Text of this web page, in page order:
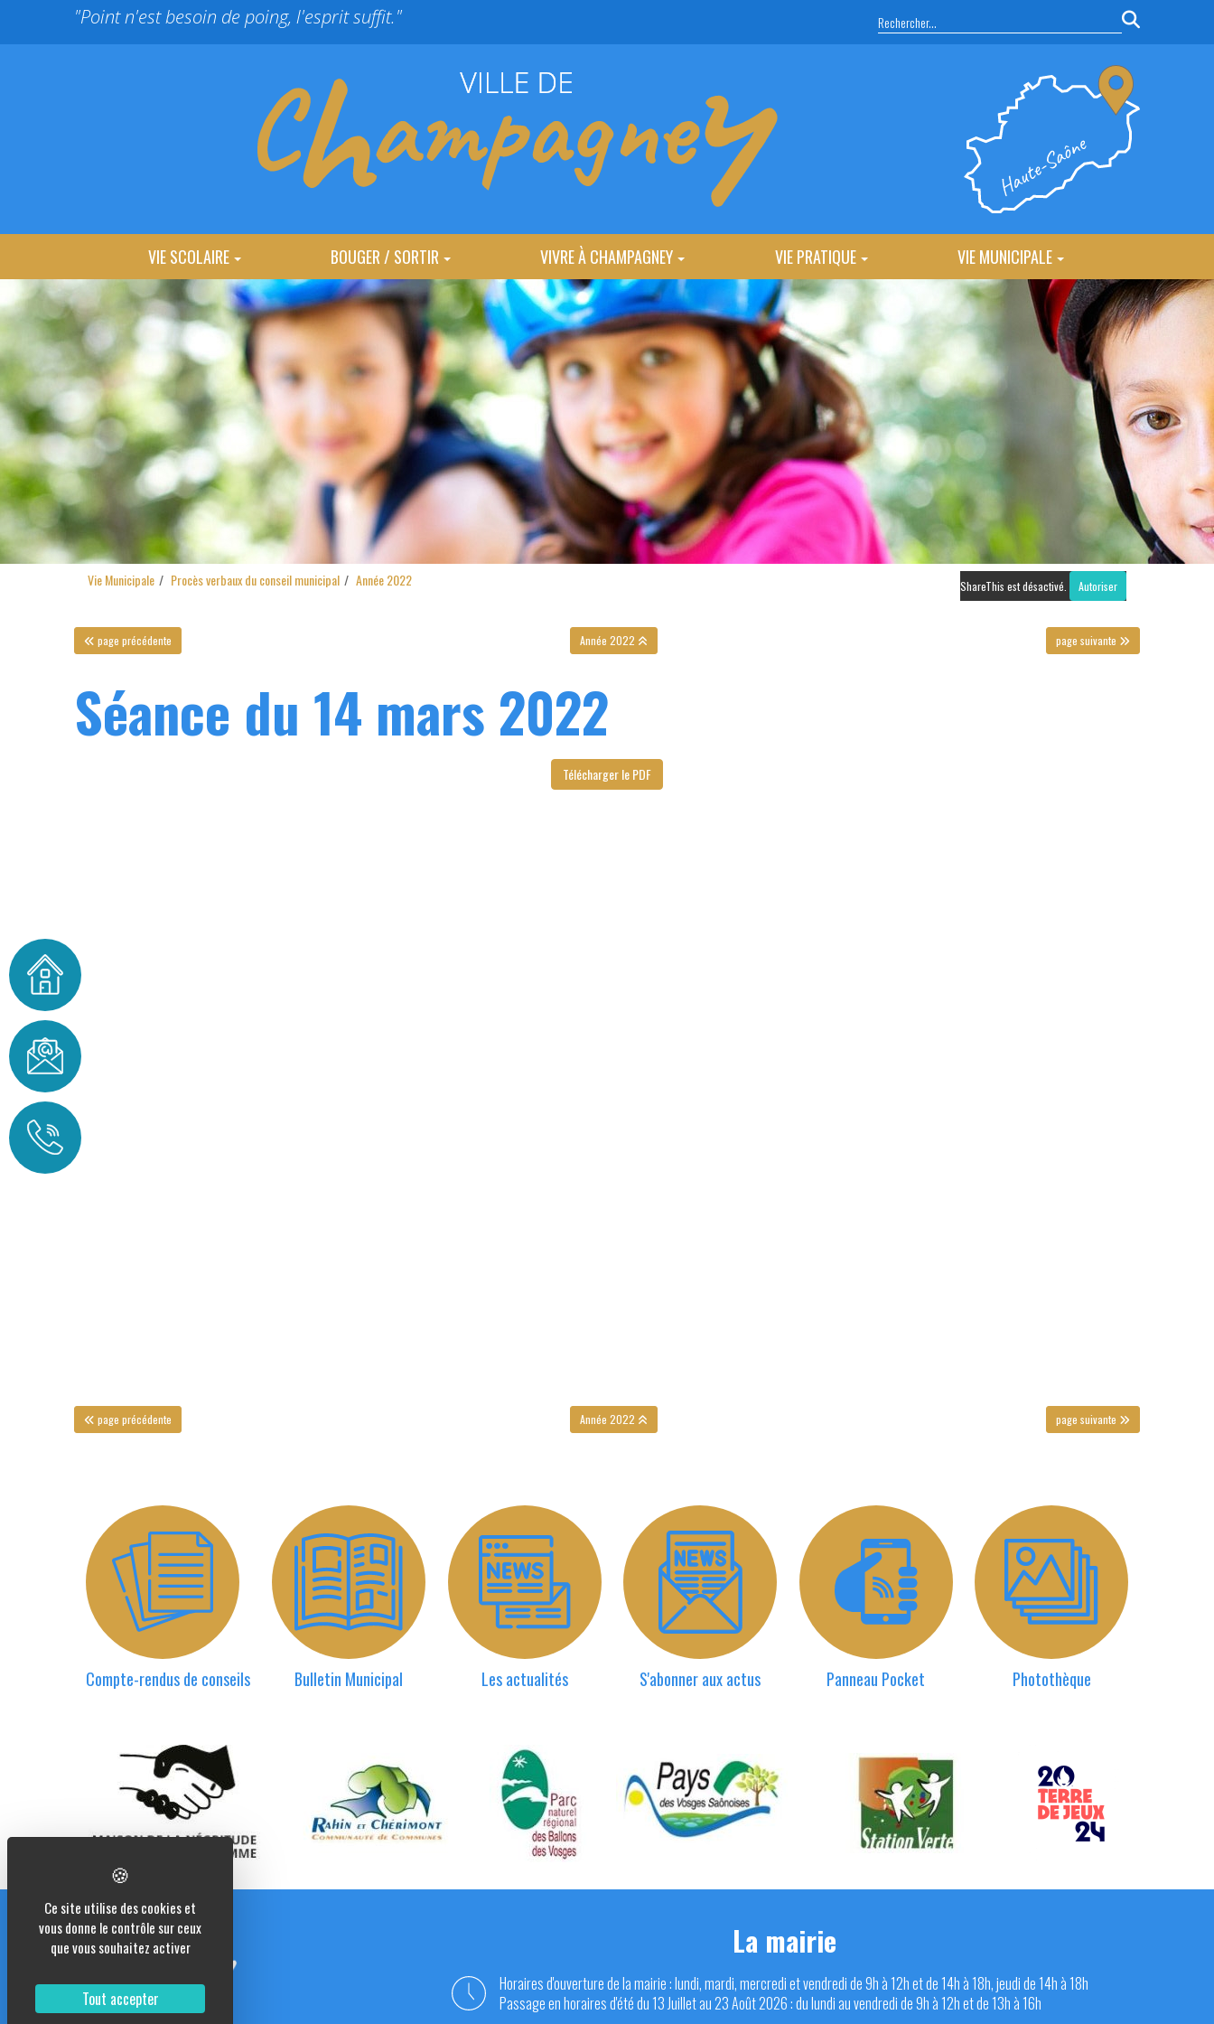
"Point n'est besoin de poing, l'esprit suffit."
VIE SCOLAIRE BOUGER / SORTIR VIVRE À CHAMPAGNEY VIE PRATIQUE VIE MUNICIPALE
ShareThis est désactivé. Autoriser
Vie Municipale Procès verbaux du conseil municipal Année 2022
page précédente Année 2022 page suivante
Séance du 14 mars 2022
Télécharger le PDF
page précédente Année 2022 page suivante
Compte-rendus de conseils Bulletin Municipal Les actualités S'abonner aux actus Panneau Pocket Photothèque
La mairie
Horaires d'ouverture de la mairie : lundi, mardi, mercredi et vendredi de 9h à 12h et de 14h à 18h, jeudi de 14h à 18h
Passage en horaires d'été du 13 Juillet au 23 Août 2026 : du lundi au vendredi de 9h à 12h et de 13h à 16h
Panneau de gestion des cookies
Ce site utilise des cookies et
vous donne le contrôle sur ceux
que vous souhaitez activer
Tout accepter